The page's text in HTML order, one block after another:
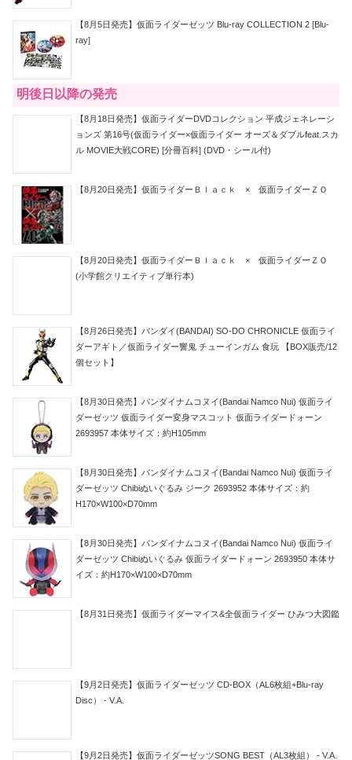
【8月5日発売】仮面ライダーゼッツ Blu-ray COLLECTION 2 [Blu-
ray]
明後日以降の発売
【8月18日発売】仮面ライダーDVDコレクション 平成ジェネレーシ
ョンズ 第16号(仮面ライダー×仮面ライダー オーズ＆ダブルfeat.スカ
ル MOVIE大戦CORE) [分冊百科] (DVD・シール付)
【8月20日発売】仮面ライダーＢｌａｃｋ × 仮面ライダーＺＯ
【8月20日発売】仮面ライダーＢｌａｃｋ × 仮面ライダーＺＯ
(小学館クリエイティブ単行本)
【8月26日発売】バンダイ(BANDAI) SO-DO CHRONICLE 仮面ライ
ダーアギト／仮面ライダー響鬼 チューインガム 食玩 【BOX販売/12
個セット】
【8月30日発売】バンダイナムコヌイ(Bandai Namco Nui) 仮面ライ
ダーゼッツ 仮面ライダー変身マスコット 仮面ライダードォーン
2693957 本体サイズ：約H105mm
【8月30日発売】バンダイナムコヌイ(Bandai Namco Nui) 仮面ライ
ダーゼッツ Chibiぬいぐるみ ジーク 2693952 本体サイズ：約
H170×W100×D70mm
【8月30日発売】バンダイナムコヌイ(Bandai Namco Nui) 仮面ライ
ダーゼッツ Chibiぬいぐるみ 仮面ライダードォーン 2693950 本体サ
イズ：約H170×W100×D70mm
【8月31日発売】仮面ライダーマイス&全仮面ライダー ひみつ大図鑑
【9月2日発売】仮面ライダーゼッツ CD-BOX（AL6枚組+Blu-ray
Disc） - V.A.
【9月2日発売】仮面ライダーゼッツSONG BEST（AL3枚組） - V.A.